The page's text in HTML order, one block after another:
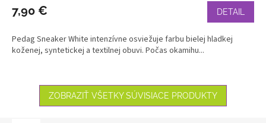
7,90 € DETAIL
Pedag Sneaker White intenzívne osviežuje farbu bielej hladkej
koženej, syntetickej a textilnej obuvi. Počas okamihu...
ZOBRAZIŤ VŠETKY SÚVISIACE PRODUKTY